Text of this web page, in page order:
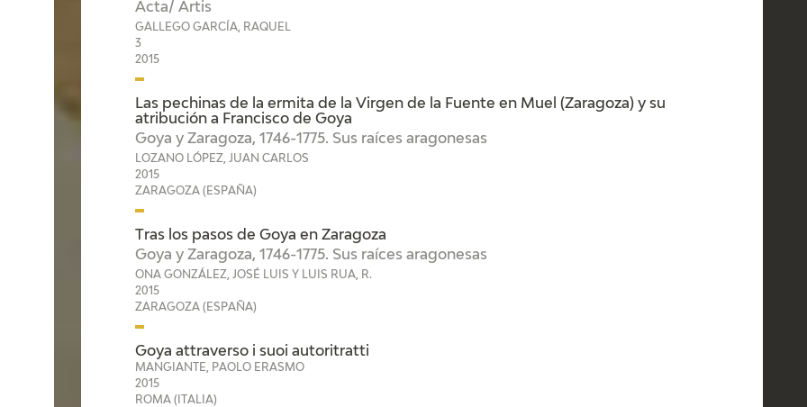
Acta/ Artis
GALLEGO GARCÍA, RAQUEL
3
2015
Las pechinas de la ermita de la Virgen de la Fuente en Muel (Zaragoza) y su
atribución a Francisco de Goya
Goya y Zaragoza, 1746-1775. Sus raíces aragonesas
LOZANO LÓPEZ, JUAN CARLOS
2015
ZARAGOZA (ESPAÑA)
Tras los pasos de Goya en Zaragoza
Goya y Zaragoza, 1746-1775. Sus raíces aragonesas
ONA GONZÁLEZ, JOSÉ LUIS Y LUIS RUA, R.
2015
ZARAGOZA (ESPAÑA)
Goya attraverso i suoi autoritratti
MANGIANTE, PAOLO ERASMO
2015
ROMA (ITALIA)